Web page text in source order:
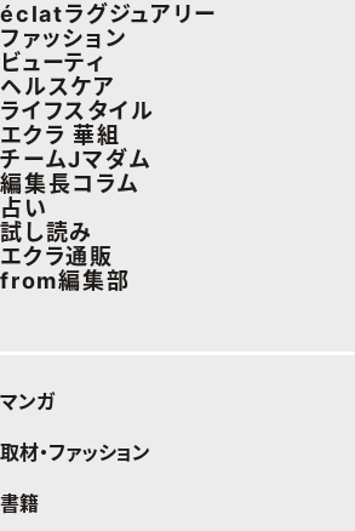
éclatラグジュアリー
ラグジュアリーTOPICS
NEOエグゼスタイル
ファッション
ファッションTOPICS
8月の毎日コーデ
50代なに着てる？
ファッション特集
ビューティ
ヘアスタイル・ヘアケア
エイジングケア
メイク
50代ベストコスメ
ヘルスケア
ヘルスケアTOPICS
更年期
ストレッチ・エクササイズ
ダイエット
ライフスタイル
車・家電
ゴルフ
住まい
旅行＆グルメ
エクラ 華組
エクラ 華組メンバー一覧
エクラ 華組ランキング
チームJマダム
ファッション
ビューティ
旅行
インテリア
料理
編集長コラム
あら、素敵☆ 手帖
占い
イヴルルド遙華の12星座占い
スペシャル占い
試し読み
エクラ通販
デジタルカタログ
from編集部
マンガ
少年マンガ
青年マンガ
取材・ファッション
ファッション・美容
書籍